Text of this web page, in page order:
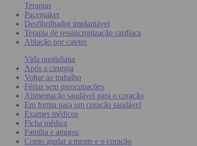
Terapias
Pacemaker
Desfibrilhador implantável
Terapia de ressincronização cardíaca
Ablação por cateter
Vida quotidiana
Após a cirurgia
Voltar ao trabalho
Férias sem preocupações
Alimentação saudável para o coração
Em forma para um coração saudável
Exames médicos
Ficha médica
Família e amigos
Como ajudar a mente e o coração